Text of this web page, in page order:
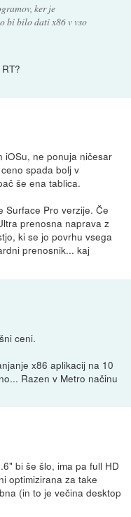
ker je
bi bilo dati x86 v vso
iOSu, ne ponuja ničesar
spada bolj v
še ena tablica.
Surface Pro verzije. Če
prenosna naprava z
ki se jo povrhu vsega
prenosnik... kaj
ceni.
x86 aplikacij na 10
Razen v Metro načinu
bi še šlo, ima pa full HD
optimizirana za take
(in to je večina desktop